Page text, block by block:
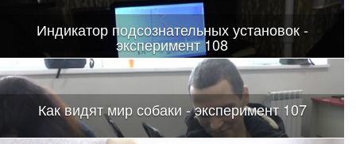
Индикатор подсознательных установок -
эксперимент 108
Как видят мир собаки - эксперимент 107